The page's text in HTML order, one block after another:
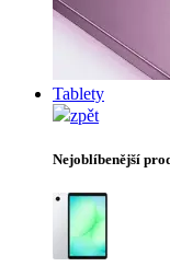
Tablety
zpět
Nejoblíbenější